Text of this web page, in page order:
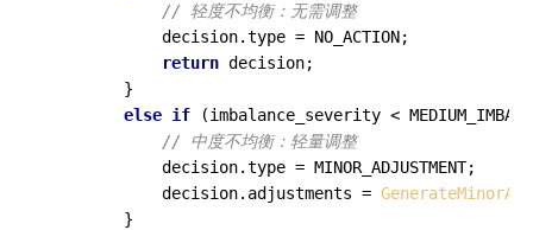
// 轻度不均衡：无需调整
            decision.type = NO_ACTION;
return decision;
        }
else if (imbalance_severity <
// 中度不均衡：轻量调整
            decision.type = MINOR_ADJUSTMENT;
            decision.adjustments =
        }